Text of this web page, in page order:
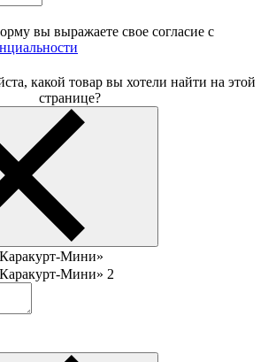
вы выражаете свое согласие с
какой товар вы хотели найти на этой
странице?
Мини»
Мини» 2